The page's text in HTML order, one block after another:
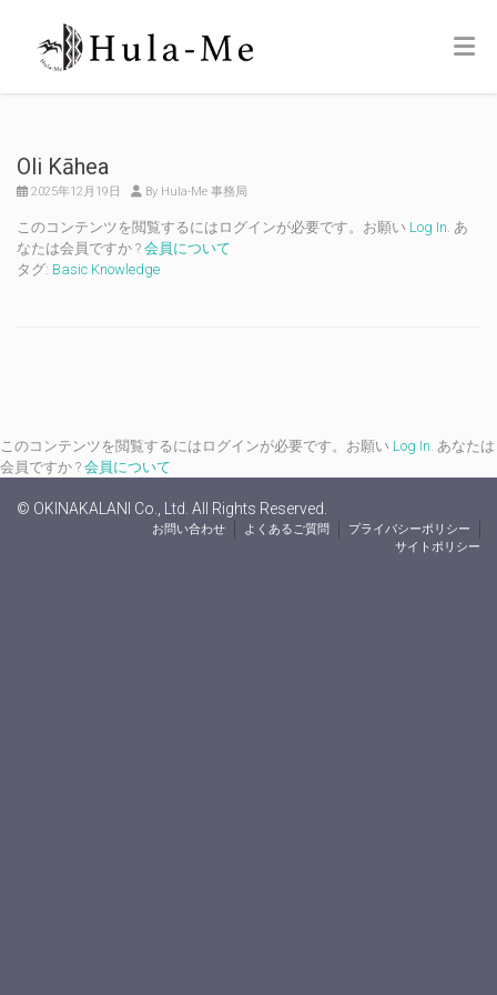
Oli Kāhea
2025年12月19日 By Hula-Me 事務局
このコンテンツを閲覧するにはログインが必要です。お願い Log In. あ
なたは会員ですか ? 会員について
タグ: Basic Knowledge
このコンテンツを閲覧するにはログインが必要です。お願い Log In. あなたは
会員ですか ? 会員について
© OKINAKALANI Co., Ltd. All Rights Reserved.
お問い合わせ よくあるご質問
プライバシーポリシー
サイトポリシー